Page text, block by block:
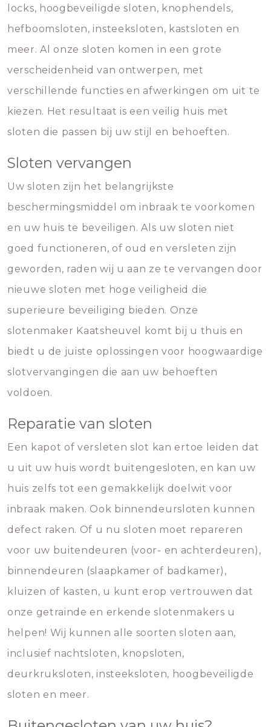
locks, hoogbeveiligde sloten, knophendels,
hefboomsloten, insteeksloten, kastsloten en
meer. Al onze sloten komen in een grote
verscheidenheid van ontwerpen, met
verschillende functies en afwerkingen om uit te
kiezen. Het resultaat is een veilig huis met
sloten die passen bij uw stijl en behoeften.
Sloten vervangen
Uw sloten zijn het belangrijkste
beschermingsmiddel om inbraak te voorkomen
en uw huis te beveiligen. Als uw sloten niet
goed functioneren, of oud en versleten zijn
geworden, raden wij u aan ze te vervangen door
nieuwe sloten met hoge veiligheid die
superieure beveiliging bieden. Onze
slotenmaker Kaatsheuvel komt bij u thuis en
biedt u de juiste oplossingen voor hoogwaardige
slotvervangingen die aan uw behoeften
voldoen.
Reparatie van sloten
Een kapot of versleten slot kan ertoe leiden dat
u uit uw huis wordt buitengesloten, en kan uw
huis zelfs tot een gemakkelijk doelwit voor
inbraak maken. Ook binnendeursloten kunnen
defect raken. Of u nu sloten moet repareren
voor uw buitendeuren (voor- en achterdeuren),
binnendeuren (slaapkamer of badkamer),
kluizen of kasten, u kunt erop vertrouwen dat
onze getrainde en erkende slotenmakers u
helpen! Wij kunnen alle soorten sloten aan,
inclusief nachtsloten, knopsloten,
deurkruksloten, insteeksloten, hoogbeveiligde
sloten en meer.